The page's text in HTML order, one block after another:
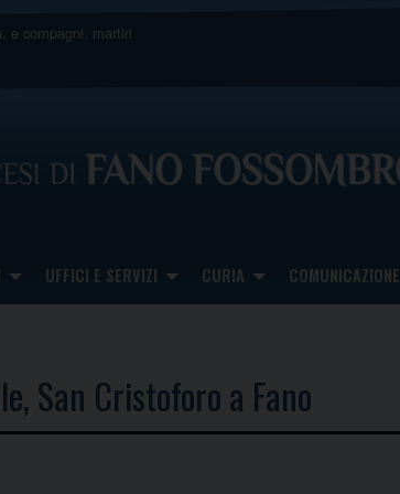
e compagni, martiri
UFFICI E SERVIZI CURIA COMUNICAZIONE
San Cristoforo a Fano